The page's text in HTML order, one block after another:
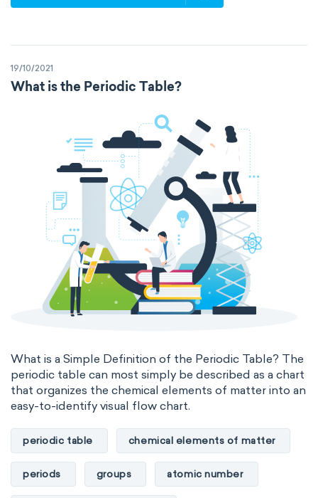
p-block d-block f-block
metalloids
The Long Periodic Table
The 32-Column Periodic Table
Madelung rule Aufbau principle
19/10/2021
What is the Periodic Table?
What is a Simple Definition of the Periodic Table? The
periodic table can most simply be described as a chart
that organizes the chemical elements of matter into an
easy-to-identify visual flow chart.
periodic table chemical elements of matter
periods groups atomic number